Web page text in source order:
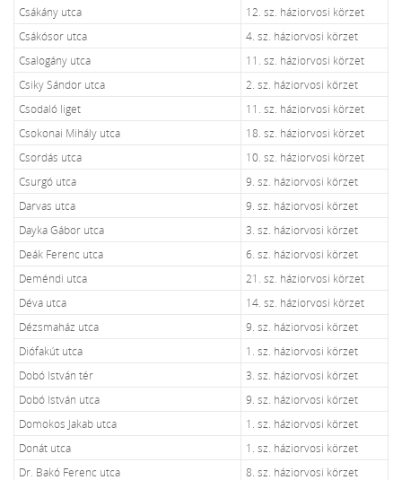
Csákány utca
12. sz. háziorvosi körzet
Csákósor utca
4. sz. háziorvosi körzet
Csalogány utca
11. sz. háziorvosi körzet
Csiky Sándor utca
2. sz. háziorvosi körzet
Csodaló liget
11. sz. háziorvosi körzet
Csokonai Mihály utca
18. sz. háziorvosi körzet
Csordás utca
10. sz. háziorvosi körzet
Csurgó utca
9. sz. háziorvosi körzet
Darvas utca
9. sz. háziorvosi körzet
Dayka Gábor utca
3. sz. háziorvosi körzet
Deák Ferenc utca
6. sz. háziorvosi körzet
Deméndi utca
21. sz. háziorvosi körzet
Déva utca
14. sz. háziorvosi körzet
Dézsmaház utca
9. sz. háziorvosi körzet
Diófakút utca
1. sz. háziorvosi körzet
Dobó István tér
3. sz. háziorvosi körzet
Dobó István utca
9. sz. háziorvosi körzet
Domokos Jakab utca
1. sz. háziorvosi körzet
Donát utca
1. sz. háziorvosi körzet
Dr. Bakó Ferenc utca
8. sz. háziorvosi körzet